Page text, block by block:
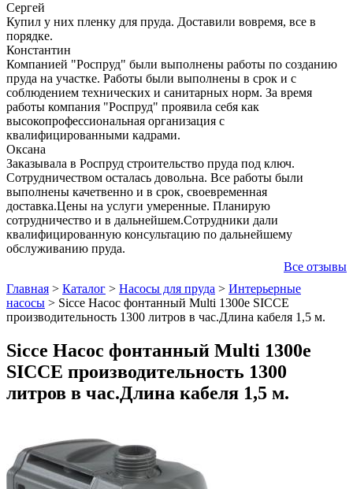
Сергей
Купил у них пленку для пруда. Доставили вовремя, все в
порядке.
Константин
Компанией "Роспруд" были выполнены работы по созданию
пруда на участке. Работы были выполнены в срок и с
соблюдением технических и санитарных норм. За время
работы компания "Роспруд" проявила себя как
высокопрофессиональная организация с
квалифицированными кадрами.
Оксана
Заказывала в Роспруд строительство пруда под ключ.
Сотрудничеством осталась довольна. Все работы были
выполнены качетвенно и в срок, своевременная
доставка.Цены на услуги умеренные. Планирую
сотрудничество и в дальнейшем.Сотрудники дали
квалифицированную консультацию по дальнейшему
обслуживанию пруда.
Все отзывы
Главная > Каталог > Насосы для пруда > Интерьерные
насосы > Sicce Насос фонтанный Multi 1300e SICCE
производительность 1300 литров в час.Длина кабеля 1,5 м.
Sicce Насос фонтанный Multi 1300e
SICCE производительность 1300
литров в час.Длина кабеля 1,5 м.